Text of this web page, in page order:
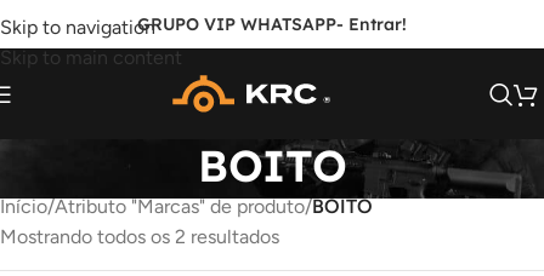
Skip to navigation
Skip to main content
GRUPO VIP WHATSAPP- Entrar!
BOITO
Início/Atributo "Marcas" de produto/BOITO
Mostrando todos os 2 resultados